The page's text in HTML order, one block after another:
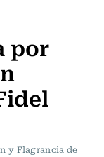
por
y Flagrancia de